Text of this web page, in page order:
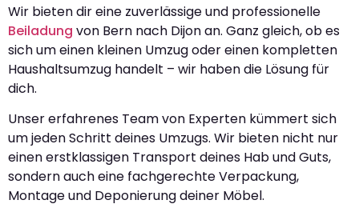
Wir bieten dir eine zuverlässige und professionelle
Beiladung von Bern nach Dijon an. Ganz gleich, ob es
sich um einen kleinen Umzug oder einen kompletten
Haushaltsumzug handelt – wir haben die Lösung für
dich.
Unser erfahrenes Team von Experten kümmert sich
um jeden Schritt deines Umzugs. Wir bieten nicht nur
einen erstklassigen Transport deines Hab und Guts,
sondern auch eine fachgerechte Verpackung,
Montage und Deponierung deiner Möbel.